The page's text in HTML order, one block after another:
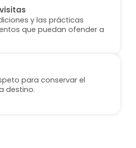
y las prácticas
que puedan ofender a
para conservar el
destino.